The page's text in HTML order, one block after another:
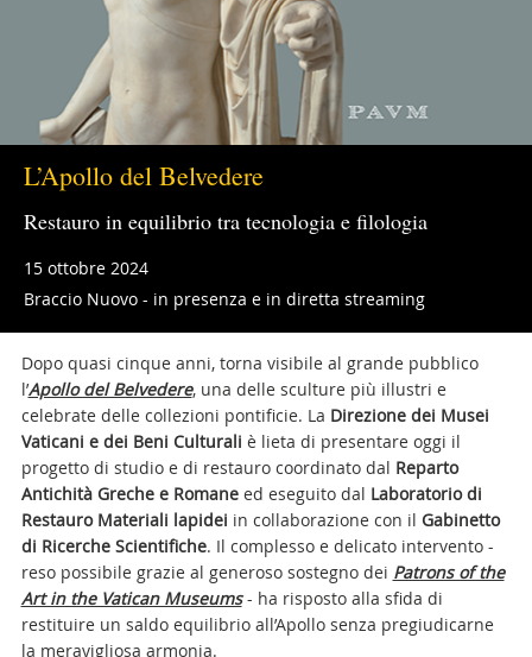
L’Apollo del Belvedere
Restauro in equilibrio tra tecnologia e filologia
15 ottobre 2024
Braccio Nuovo - in presenza e in diretta streaming
Dopo quasi cinque anni, torna visibile al grande pubblico
l’Apollo del Belvedere, una delle sculture più illustri e
celebrate delle collezioni pontificie. La Direzione dei Musei
Vaticani e dei Beni Culturali è lieta di presentare oggi il
progetto di studio e di restauro coordinato dal Reparto
Antichità Greche e Romaneed eseguito dal Laboratorio di
Restauro Materiali lapidei in collaborazione con il Gabinetto
di Ricerche Scientifiche. Il complesso e delicato intervento -
reso possibile grazie al generoso sostegno dei Patrons of the
Art in the Vatican Museums - ha risposto alla sfida di
restituire un saldo equilibrio all’Apollo senza pregiudicarne
la meravigliosa armonia.